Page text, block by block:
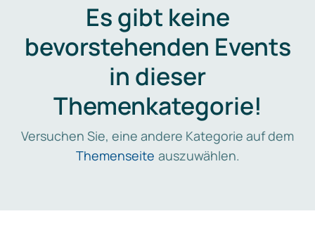
Es gibt keine
bevorstehenden Events
in dieser
Themenkategorie!
Versuchen Sie, eine andere Kategorie auf dem
Themenseite auszuwählen.